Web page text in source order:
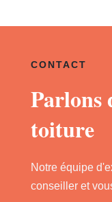
CONTACT
Parlons
toiture
Notre équipe
conseiller et